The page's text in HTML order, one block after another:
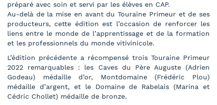
préparé avec soin et servi par les élèves en CAP.
Au-delà de la mise en avant du Touraine Primeur et de ses
producteurs, cette édition est l’occasion de renforcer les
liens entre le monde de l’apprentissage et de la formation
et les professionnels du monde vitivinicole.
L’édition précédente a récompensé trois Touraine Primeur
2022 remarquables : les Caves du Père Auguste (Adrien
Godeau) médaille d’or, Montdomaine (Frédéric Plou)
médaille d’argent, et le Domaine de Rabelais (Marina et
Cédric Chollet) médaille de bronze.